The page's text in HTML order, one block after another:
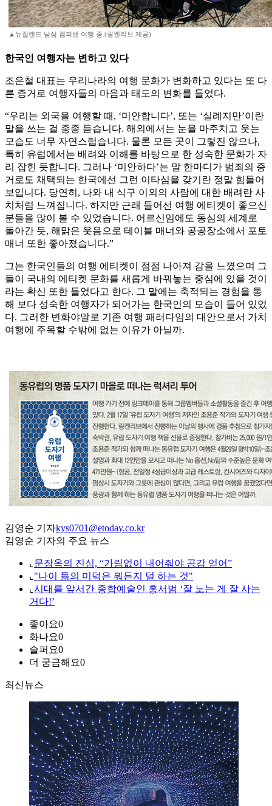
▲뉴질랜드 남섬 캠퍼밴 여행 중.(링켄리브 제공)
한국인 여행자는 변하고 있다
조은철 대표는 우리나라의 여행 문화가 변화하고 있다는 또 다
른 증거로 여행자들의 마음과 태도의 변화를 들었다.
“우리는 외국을 여행할 때, ‘미안합니다’, 또는 ‘실례지만’이란
말을 쓰는 걸 종종 듣습니다. 해외에서는 눈을 마주치고 웃는
모습도 너무 자연스럽습니다. 물론 모든 곳이 그렇진 않으나,
특히 유럽에서는 배려와 이해를 바탕으로 한 성숙한 문화가 자
리 잡힌 듯합니다. 그러나 ‘미안하다’는 말 한마디가 범죄의 증
거로도 채택되는 한국에선 그런 이타심을 갖기란 정말 힘들어
보입니다. 당연히, 나와 내 식구 이외의 사람에 대한 배려란 사
치처럼 느껴집니다. 하지만 근래 들어선 여행 에티켓이 좋으신
분들을 많이 볼 수 있었습니다. 어르신임에도 동심의 세계로
돌아간 듯, 해맑은 웃음으로 테이블 매너와 공공장소에서 포토
매너 또한 좋아졌습니다.”
그는 한국인들의 여행 에티켓이 점점 나아져 감을 느꼈으며 그
들이 국내의 에티켓 문화를 새롭게 바꿔놓는 중심에 있을 것이
라는 확신 또한 들었다고 한다. 그 말에는 축적되는 경험을 통
해 보다 성숙한 여행자가 되어가는 한국인의 모습이 들어 있었
다. 그러한 변화야말로 기존 여행 패러다임의 대안으로서 가치
여행에 주목할 수밖에 없는 이유가 아닐까.
김영순 기자kys0701@etoday.co.kr
김영순 기자의 주요 뉴스
⌞ 문장옥의 진심, “가림없이 내어줘야 공감 얻어”
⌞ "나이 듦의 미덕은 뭐든지 덜 하는 것"
⌞ 시대를 앞서간 종합예술인 홍서범 ‘잘 노는 게 잘 사는
거다!’
좋아요0
화나요0
슬퍼요0
더 궁금해요0
최신뉴스